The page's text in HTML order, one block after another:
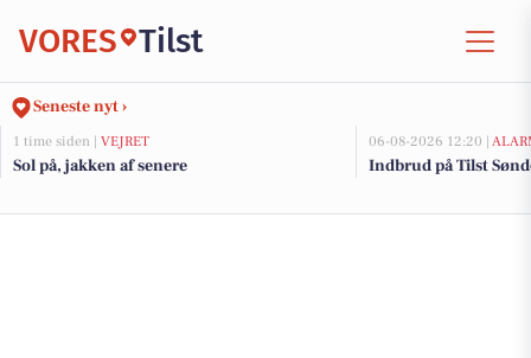
VORES Tilst
Seneste nyt ›
1 time siden | VEJRET
Sol på, jakken af senere
06-08-2026 12:20 |
Indbrud på Tilst